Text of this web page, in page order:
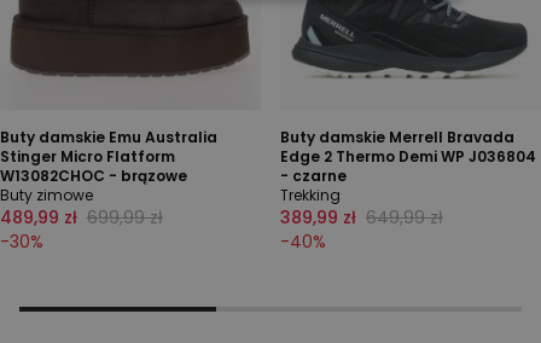
Buty damskie Emu Australia
Stinger Micro Flatform
W13082CHOC - brązowe
Buty zimowe
489,99 zł 699,99 zł
-30%
Buty damskie Merrell Bravada
Edge 2 Thermo Demi WP J036804
- czarne
Trekking
389,99 zł 649,99 zł
-40%